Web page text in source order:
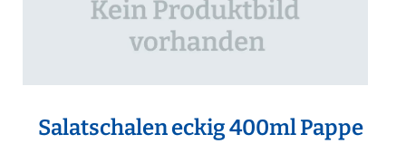
Salatschalen eckig 400ml Pappe